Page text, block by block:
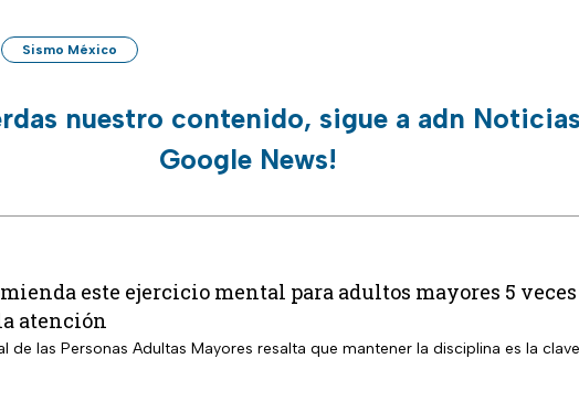
Sismo México
nuestro contenido, sigue a adn
Google News!
este ejercicio mental para adultos mayores 5
atención
de las Personas Adultas Mayores resalta que mantener la disciplina es la